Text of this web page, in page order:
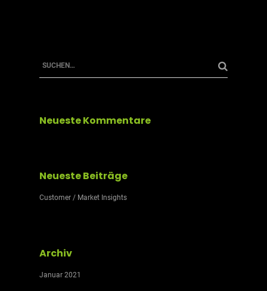
Neueste Kommentare
Neueste Beiträge
Customer / Market Insights
Archiv
Januar 2021